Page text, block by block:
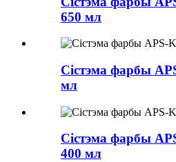
650 мл
Сістэма фарбы
мл
Сістэма фарбы
400 мл